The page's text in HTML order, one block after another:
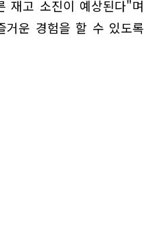
재고 소진이 예상된다"며
거운 경험을 할 수 있도록